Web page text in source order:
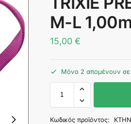
M-L
15,00 €
Μόνο 2 απομένουν σε
Κωδικός προϊόντος: